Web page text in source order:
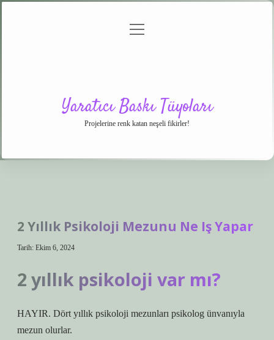
menüyü
Yaratıcı Baskı Tüyoları
Projelerine renk katan neşeli fikirler!
2 Yıllık Psikoloji Mezunu Ne Iş Yapar
Tarih: Ekim 6, 2024
2 yıllık psikoloji var mı?
HAYIR. Dört yıllık psikoloji mezunları psikolog ünvanıyla
mezun olurlar.